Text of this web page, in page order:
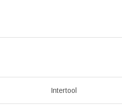
Intertool